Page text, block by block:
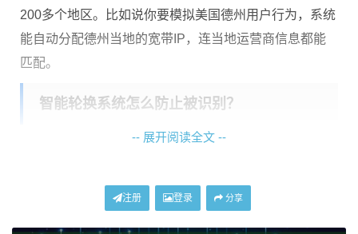
200多个地区。比如说你要模拟美国德州用户行为，系统
能自动分配德州当地的宽带IP，连当地运营商信息都能
匹配。
智能轮换系统怎么防止被识别？
：不是固定每5分钟换IP，而是设置2-7
分钟之间的随机间隔
-- 展开阅读全文 --
注册 登录 分享